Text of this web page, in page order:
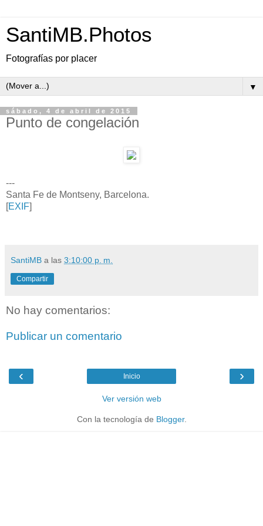
SantiMB.Photos
Fotografías por placer
▼
sábado, 4 de abril de 2015
Punto de congelación
---
Santa Fe de Montseny, Barcelona.
[EXIF]
SantiMB a las 3:10:00 p. m.
Compartir
No hay comentarios:
Publicar un comentario
‹ ›
Inicio
Ver versión web
Con la tecnología de Blogger.